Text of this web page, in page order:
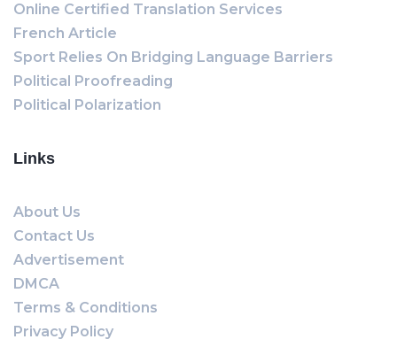
Online Certified Translation Services
French Article
Sport Relies On Bridging Language Barriers
Political Proofreading
Political Polarization
Links
About Us
Contact Us
Advertisement
DMCA
Terms & Conditions
Privacy Policy